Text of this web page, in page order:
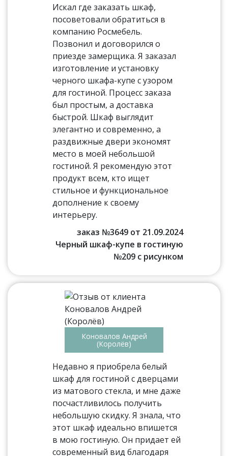
Искал где заказать шкаф,
посоветовали обратиться в
компанию Росмебель.
Позвонил и договорился о
приезде замерщика. Я заказал
изготовление и установку
черного шкафа-купе с узором
для гостиной. Процесс заказа
был простым, а доставка
быстрой. Шкаф выглядит
элегантно и современно, а
раздвижные двери экономят
место в моей небольшой
гостиной. Я рекомендую этот
продукт всем, кто ищет
стильное и функциональное
дополнение к своему
интерьеру.
заказ №3649 от 21.09.2024
Черный шкаф-купе в гостиную
№209 с рисунком
Коновалов Андрей
(Королёв)
Недавно я приобрела белый
шкаф для гостиной с дверцами
из матового стекла, и мне даже
посчастливилось получить
небольшую скидку. Я знала, что
этот шкаф идеально впишется
в мою гостиную. Он придает ей
современный вид благодаря